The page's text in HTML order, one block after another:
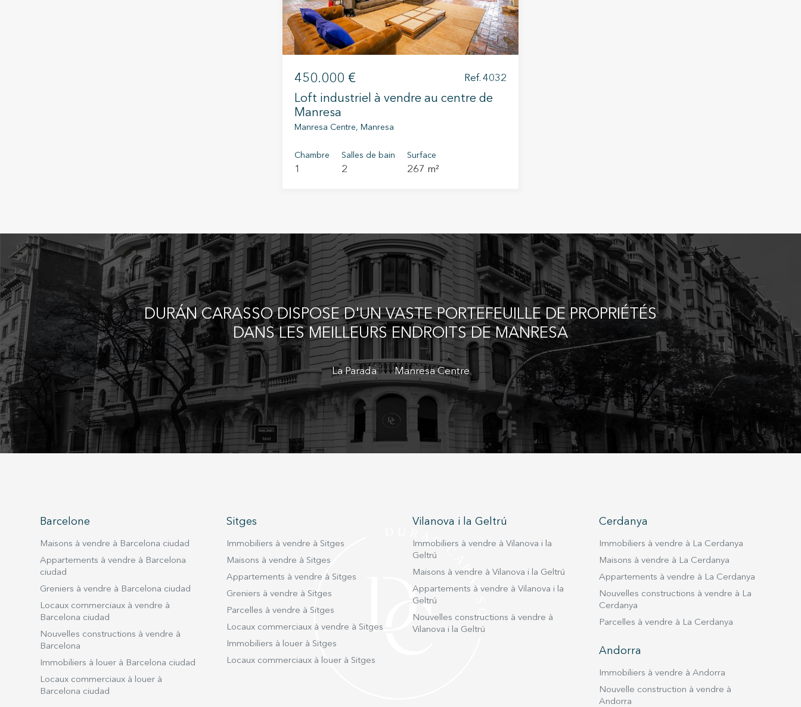
450.000 € Ref. 4032
Loft industriel à vendre au centre de
Manresa
Manresa Centre, Manresa
Chambre
1
Salles de bain
2
Surface
267 m²
DURÁN CARASSO DISPOSE D'UN VASTE PORTEFEUILLE DE PROPRIÉTÉS
DANS LES MEILLEURS ENDROITS DE MANRESA
La Parada Manresa Centre
Barcelone
Maisons à vendre à Barcelona ciudad
Appartements à vendre à Barcelona
ciudad
Greniers à vendre à Barcelona ciudad
Locaux commerciaux à vendre à
Barcelona ciudad
Nouvelles constructions à vendre à
Barcelona
Immobiliers à louer à Barcelona ciudad
Locaux commerciaux à louer à
Barcelona ciudad
Sitges
Immobiliers à vendre à Sitges
Maisons à vendre à Sitges
Appartements à vendre à Sitges
Greniers à vendre à Sitges
Parcelles à vendre à Sitges
Locaux commerciaux à vendre à Sitges
Immobiliers à louer à Sitges
Locaux commerciaux à louer à Sitges
Vilanova i la Geltrú
Immobiliers à vendre à Vilanova i la
Geltrú
Maisons à vendre à Vilanova i la Geltrú
Appartements à vendre à Vilanova i la
Geltrú
Nouvelles constructions à vendre à
Vilanova i la Geltrú
Cerdanya
Immobiliers à vendre à La Cerdanya
Maisons à vendre à La Cerdanya
Appartements à vendre à La Cerdanya
Nouvelles constructions à vendre à La
Cerdanya
Parcelles à vendre à La Cerdanya
Andorra
Immobiliers à vendre à Andorra
Nouvelle construction à vendre à
Andorra
navigation. Grâce à eux, nous pouvons connaître les habitudes de navigation sur le
site Web et afficher des publicités liées au profil de navigation de l'utilisateur.
Enregistrer les paramètres Tout accepter